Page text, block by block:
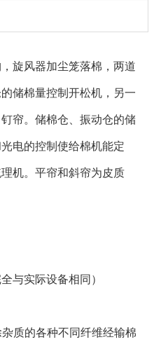
旋风器加尘笼落棉，两道
储棉量控制开松机，另一
帘。储棉仓、振动仓的储
电的控制使给棉机能定
机。平帘和斜帘为皮质
与实际设备相同）
质的各种不同纤维经输棉